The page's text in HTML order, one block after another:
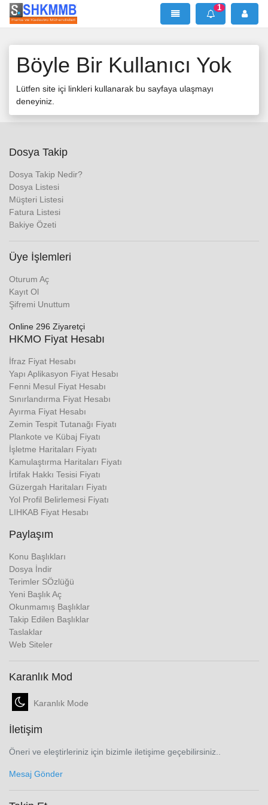
SHKMMB MenÜ Mesaj
1
Böyle Bir Kullanıcı Yok
Lütfen site içi linkleri kullanarak bu sayfaya ulaşmayı
deneyiniz.
Dosya Takip
Dosya Takip Nedir?
Dosya Listesi
Müşteri Listesi
Fatura Listesi
Bakiye Özeti
Üye İşlemleri
Oturum Aç
Kayıt Ol
Şifremi Unuttum
Online 296 Ziyaretçi
HKMO Fiyat Hesabı
İfraz Fiyat Hesabı
Yapı Aplikasyon Fiyat Hesabı
Fenni Mesul Fiyat Hesabı
Sınırlandırma Fiyat Hesabı
Ayırma Fiyat Hesabı
Zemin Tespit Tutanağı Fiyatı
Plankote ve Kübaj Fiyatı
İşletme Haritaları Fiyatı
Kamulaştırma Haritaları Fiyatı
İrtifak Hakkı Tesisi Fiyatı
Güzergah Haritaları Fiyatı
Yol Profil Belirlemesi Fiyatı
LIHKAB Fiyat Hesabı
Paylaşım
Konu Başlıkları
Dosya İndir
Terimler SÖzlüğü
Yeni Başlık Aç
Okunmamış Başlıklar
Takip Edilen Başlıklar
Taslaklar
Web Siteler
Karanlık Mod
Karanlık Mode
İletişim
Öneri ve eleştirleriniz için bizimle iletişime geçebilirsiniz..
Mesaj Gönder